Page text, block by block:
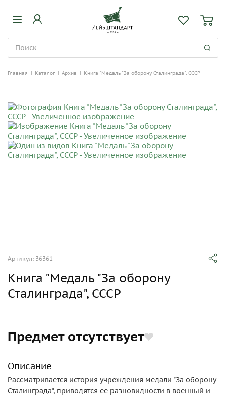
Главная | Каталог | Архив | Книга "Медаль "За оборону Сталинграда", СССР
Артикул: 36361
Книга "Медаль "За оборону
Сталинграда", СССР
Предмет отсутствует
Описание
Рассматривается история учреждения медали "За оборону
Сталинграда", приводятся ее разновидности в военный и